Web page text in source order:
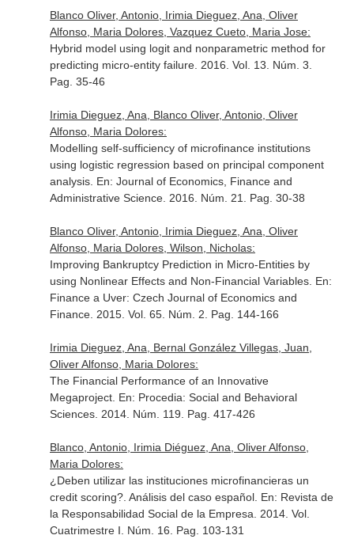
Blanco Oliver, Antonio, Irimia Dieguez, Ana, Oliver
Alfonso, Maria Dolores, Vazquez Cueto, Maria Jose:
Hybrid model using logit and nonparametric method for
predicting micro-entity failure. 2016. Vol. 13. Núm. 3.
Pag. 35-46
Irimia Dieguez, Ana, Blanco Oliver, Antonio, Oliver
Alfonso, Maria Dolores:
Modelling self-sufficiency of microfinance institutions
using logistic regression based on principal component
analysis. En: Journal of Economics, Finance and
Administrative Science. 2016. Núm. 21. Pag. 30-38
Blanco Oliver, Antonio, Irimia Dieguez, Ana, Oliver
Alfonso, Maria Dolores, Wilson, Nicholas:
Improving Bankruptcy Prediction in Micro-Entities by
using Nonlinear Effects and Non-Financial Variables. En:
Finance a Uver: Czech Journal of Economics and
Finance. 2015. Vol. 65. Núm. 2. Pag. 144-166
Irimia Dieguez, Ana, Bernal González Villegas, Juan,
Oliver Alfonso, Maria Dolores:
The Financial Performance of an Innovative
Megaproject. En: Procedia: Social and Behavioral
Sciences. 2014. Núm. 119. Pag. 417-426
Blanco, Antonio, Irimia Diéguez, Ana, Oliver Alfonso,
Maria Dolores:
¿Deben utilizar las instituciones microfinancieras un
credit scoring?. Análisis del caso español. En: Revista de
la Responsabilidad Social de la Empresa . 2014. Vol.
Cuatrimestre I. Núm. 16. Pag. 103-131